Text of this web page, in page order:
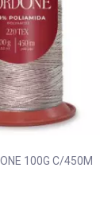
100G C/450M